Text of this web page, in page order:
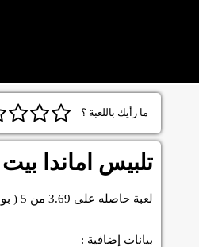
ما رأيك باللعبة ؟
تلبيس اماندا بيت
لعبة حاصله على 3.69 من 5
(
بيانات إضافية :